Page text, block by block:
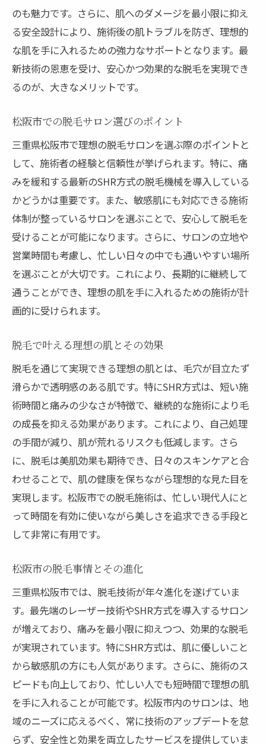
効果を実感できる理由とは
技術が進化した脱毛の実際
安心して通えるサロンの特徴
敏感肌の方必見！松阪市で安心の脱毛を体験す
る
敏感肌でも安心な脱毛施術の選び方
肌に優しい脱毛法の紹介
サロン選びで失敗しないために
敏感肌への配慮が行き届いた施術
安心して始められる脱毛のステップ
敏感肌の方のためのアドバイス
理想の肌を手に入れるための脱毛最新技術の紹
介
最新技術で叶える美肌の秘密
効果的な脱毛計画の立て方
理想の肌を作るための第一歩
技術革新がもたらす未来の脱毛
脱毛における新しい常識を知る
松阪市で脱毛を始めるなら知っておきたい３つ
のポイント
脱毛サロン選びの基準とは
地元ならではのサービスを活用する
施術前に知っておくべき注意点
脱毛を成功させるための秘訣
松阪市の脱毛事情理解の重要性
男性も注目全身脱毛から部分脱毛まで豊富なメ
ニュー
男性に人気の脱毛メニューとは
全身脱毛で自信を持てる肌へ
部分脱毛がもたらすメリット
男性の脱毛ニーズとその変化
脱毛がもたらす新しいライフスタイル
多様なニーズに応えるサロンの実力
のも魅力です。さらに、肌へのダメージを最小限に抑え
る安全設計により、施術後の肌トラブルを防ぎ、理想的
な肌を手に入れるための強力なサポートとなります。最
新技術の恩恵を受け、安心かつ効果的な脱毛を実現でき
るのが、大きなメリットです。
松阪市での脱毛サロン選びのポイント
三重県松阪市で理想の脱毛サロンを選ぶ際のポイントと
して、施術者の経験と信頼性が挙げられます。特に、痛
みを緩和する最新のSHR方式の脱毛機械を導入している
かどうかは重要です。また、敏感肌にも対応できる施術
体制が整っているサロンを選ぶことで、安心して脱毛を
受けることが可能になります。さらに、サロンの立地や
営業時間も考慮し、忙しい日々の中でも通いやすい場所
を選ぶことが大切です。これにより、長期的に継続して
通うことができ、理想の肌を手に入れるための施術が計
画的に受けられます。
脱毛で叶える理想の肌とその効果
脱毛を通じて実現できる理想の肌とは、毛穴が目立たず
滑らかで透明感のある肌です。特にSHR方式は、短い施
術時間と痛みの少なさが特徴で、継続的な施術により毛
の成長を抑える効果があります。これにより、自己処理
の手間が減り、肌が荒れるリスクも低減します。さら
に、脱毛は美肌効果も期待でき、日々のスキンケアと合
わせることで、肌の健康を保ちながら理想的な見た目を
実現します。松阪市での脱毛施術は、忙しい現代人にと
って時間を有効に使いながら美しさを追求できる手段と
して非常に有用です。
松阪市の脱毛事情とその進化
三重県松阪市では、脱毛技術が年々進化を遂げていま
す。最先端のレーザー技術やSHR方式を導入するサロン
が増えており、痛みを最小限に抑えつつ、効果的な脱毛
が実現されています。特にSHR方式は、肌に優しいこと
から敏感肌の方にも人気があります。さらに、施術のス
ピードも向上しており、忙しい人でも短時間で理想の肌
を手に入れることが可能です。松阪市内のサロンは、地
域のニーズに応えるべく、常に技術のアップデートを怠
らず、安全性と効果を両立したサービスを提供していま